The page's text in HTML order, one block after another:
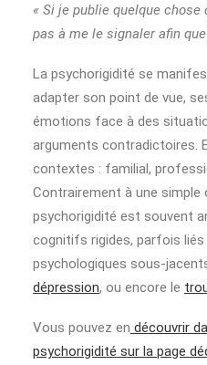
« Si je publie quelque chose
pas à me le signaler afin
La psychorigidité se
adapter son point de vue,
émotions face à des
arguments contradictoires.
contextes : familial,
Contrairement à une simple
psychorigidité est souvent
cognitifs rigides, parfois
psychologiques sous-
dépression, ou encore le
Vous pouvez en découvrir
psychorigidité sur la page